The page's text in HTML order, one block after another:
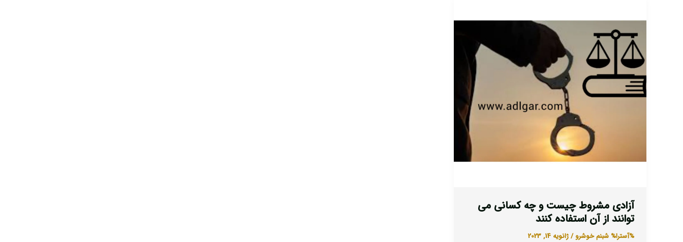
آزادی مشروط چیست و چه کسانی می
توانند از آن استفاده کنند
%آسترا% شبنم خوشرو/ژانویه 14, 2023
چیست
و
چه
کسانی
می
توانند